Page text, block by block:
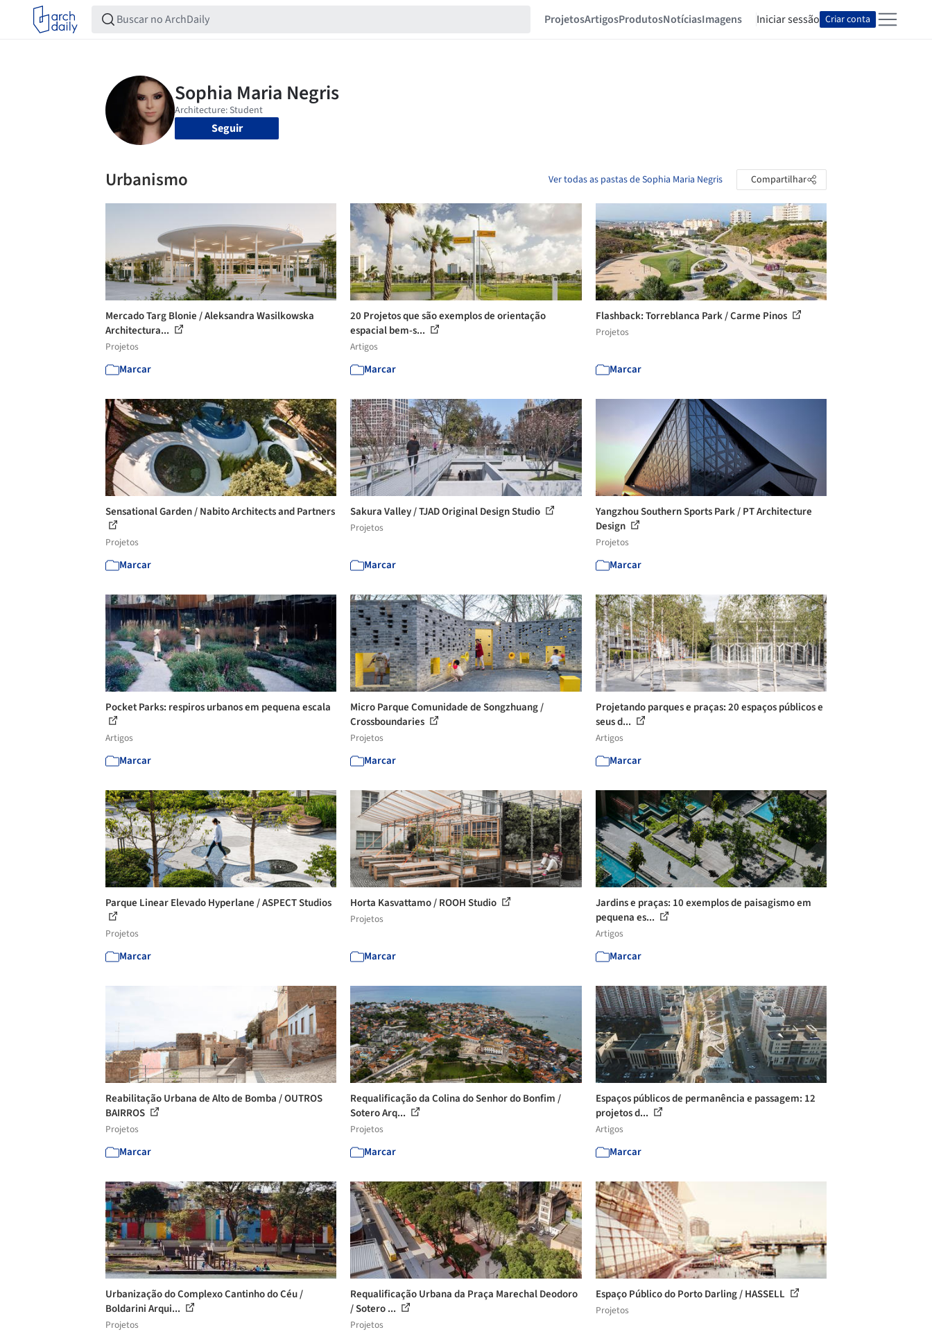
ProjetosArtigosProdutosNotíciasImagens Iniciar sessão Criar conta
Seguir
Urbanismo Ver todas as pastas de Sophia Maria Negris Compartilhar
Mercado Targ Blonie / Aleksandra Wasilkowska
Architectura...
Projetos
Marcar
20 Projetos que são exemplos de orientação
espacial bem-s...
Artigos
Marcar
Flashback: Torreblanca Park / Carme Pinos
Projetos
Marcar
Sensational Garden / Nabito Architects and Partners
Projetos
Marcar
Sakura Valley / TJAD Original Design Studio
Projetos
Marcar
Yangzhou Southern Sports Park / PT Architecture
Design
Projetos
Marcar
Pocket Parks: respiros urbanos em pequena escala
Artigos
Marcar
Micro Parque Comunidade de Songzhuang /
Crossboundaries
Projetos
Marcar
Projetando parques e praças: 20 espaços públicos e
seus d...
Artigos
Marcar
Parque Linear Elevado Hyperlane / ASPECT Studios
Projetos
Marcar
Horta Kasvattamo / ROOH Studio
Projetos
Marcar
Jardins e praças: 10 exemplos de paisagismo em
pequena es...
Artigos
Marcar
Reabilitação Urbana de Alto de Bomba / OUTROS
BAIRROS
Projetos
Marcar
Requalificação da Colina do Senhor do Bonfim /
Sotero Arq...
Projetos
Marcar
Espaços públicos de permanência e passagem: 12
projetos d...
Artigos
Marcar
Urbanização do Complexo Cantinho do Céu /
Boldarini Arqui...
Projetos
Requalificação Urbana da Praça Marechal Deodoro
/ Sotero ...
Projetos
Espaço Público do Porto Darling / HASSELL
Projetos